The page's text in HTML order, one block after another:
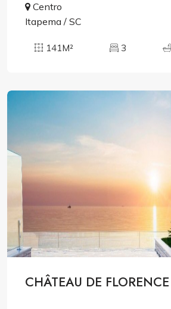
Centro
Itapema / SC
141M² 3
CHÂTEAU DE